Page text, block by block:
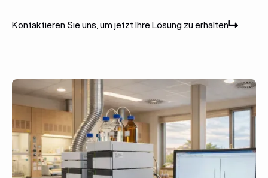
Kontaktieren Sie uns, um jetzt Ihre Lösung zu erhalten
Kontaktieren Sie uns, um jetzt Ihre Lösung zu erhalten